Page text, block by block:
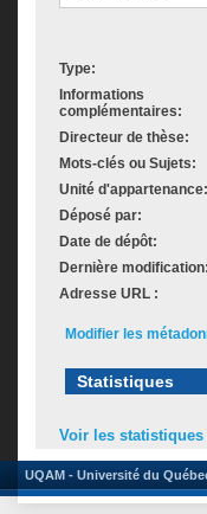
Type:
Informations
complémentaires:
Directeur de thèse:
Mots-clés ou Sujets:
Unité d'appartenance:
Déposé par:
Date de dépôt:
Dernière modification:
Adresse URL :
Modifier les
Statistiques
Voir les
UQAM - Université du